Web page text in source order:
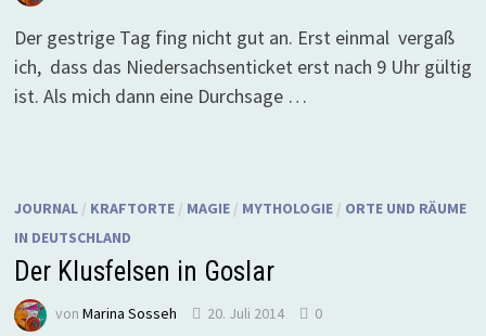
Der gestrige Tag fing nicht gut an. Erst einmal vergaß
ich, dass das Niedersachsenticket erst nach 9 Uhr gültig
ist. Als mich dann eine Durchsage …
JOURNAL/ KRAFTORTE/ MAGIE/ MYTHOLOGIE/ ORTE UND RÄUME
IN DEUTSCHLAND
Der Klusfelsen in Goslar
von Marina Sosseh 20. Juli 2014 0